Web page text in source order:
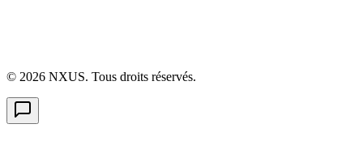
© 2026 NXUS. Tous droits réservés.